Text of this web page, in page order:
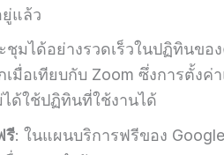
ยู่แล้ว
มได้อย่างรวดเร็วในปฏิทินขอ
มื่อเทียบกับ Zoom ซึ่งการตั้ง
ด้ใช้ปฏิทินที่ใช้งานได้
รี: ในแผนบริการฟรีของ